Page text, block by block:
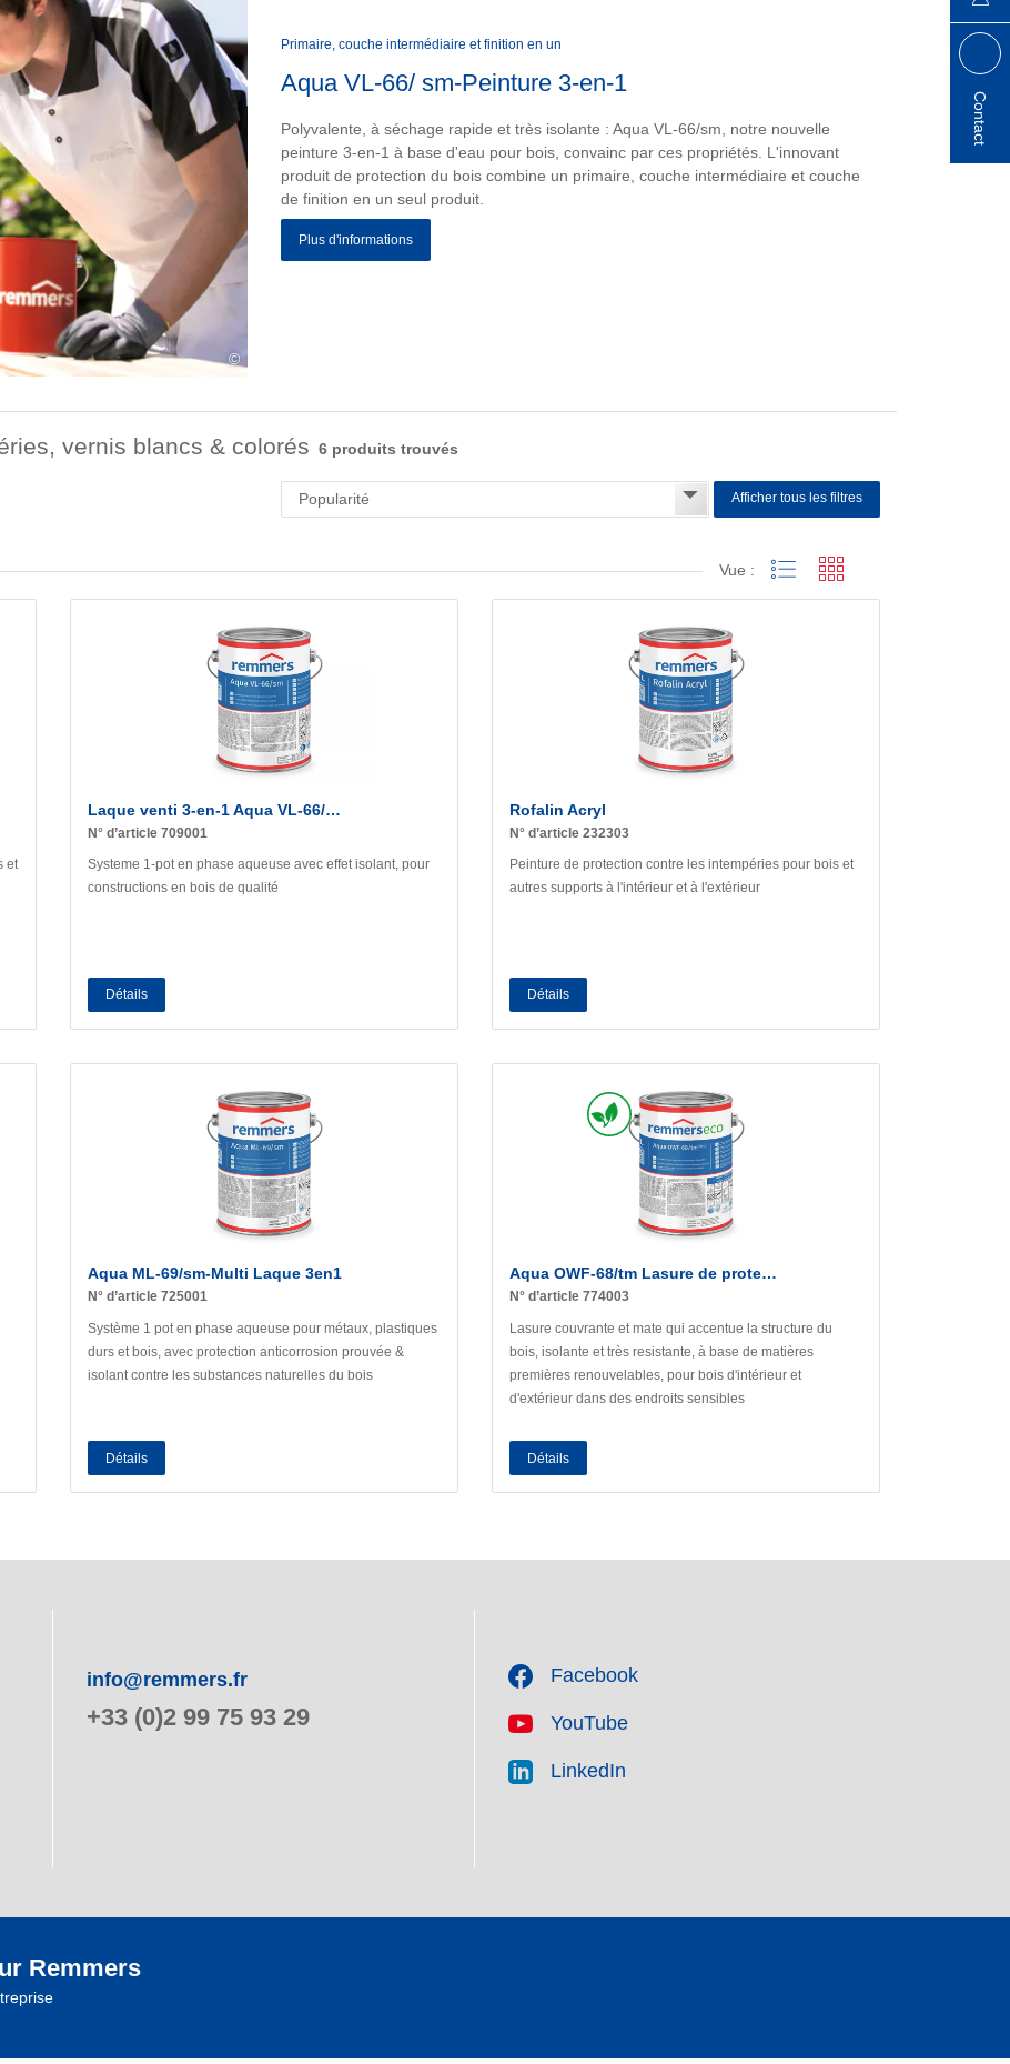
©
Primaire, couche intermédiaire et finition en un
Aqua VL-66/ sm-Peinture 3-en-1
Polyvalente, à séchage rapide et très isolante : Aqua VL-66/sm, notre nouvelle
peinture 3-en-1 à base d'eau pour bois, convainc par ces propriétés. L'innovant
produit de protection du bois combine un primaire, couche intermédiaire et couche
de finition en un seul produit.
Plus d'informations
vernis blancs & colorés 6 produits trouvés
Afficher tous les filtres
Vue :
et
Laque venti 3-en-1 Aqua VL-66/…
N° d’article 709001
Systeme 1-pot en phase aqueuse avec effet isolant, pour
constructions en bois de qualité
Détails
Rofalin Acryl
N° d’article 232303
Peinture de protection contre les intempéries pour bois et
autres supports à l'intérieur et à l'extérieur
Détails
Aqua ML-69/sm-Multi Laque 3en1
N° d’article 725001
Système 1 pot en phase aqueuse pour métaux, plastiques
durs et bois, avec protection anticorrosion prouvée &
isolant contre les substances naturelles du bois
Détails
Aqua OWF-68/tm Lasure de prote…
N° d’article 774003
Lasure couvrante et mate qui accentue la structure du
bois, isolante et très resistante, à base de matières
premières renouvelables, pour bois d'intérieur et
d'extérieur dans des endroits sensibles
Détails
info@remmers.fr
+33 (0)2 99 75 93 29
Facebook
YouTube
LinkedIn
Contact
Remmers